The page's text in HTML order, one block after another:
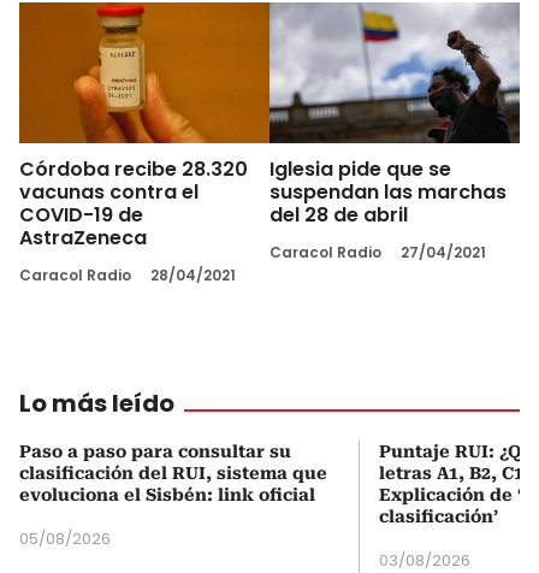
Córdoba recibe 28.320
vacunas contra el
COVID-19 de
AstraZeneca
Caracol Radio 28/04/2021
Iglesia pide que se
suspendan las marchas
del 28 de abril
Caracol Radio 27/04/2021
Lo más leído
Paso a paso para consultar su
clasificación del RUI, sistema que
evoluciona el Sisbén: link oficial
05/08/2026
Puntaje RUI:
letras A1, B2, C1
Explicación de
clasificación’
03/08/2026